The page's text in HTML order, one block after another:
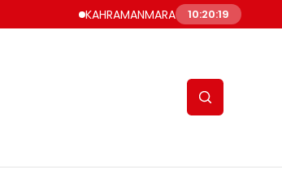
KAHRAMANMARAŞ UYUMA, AMATÖRÜ
10:20:21